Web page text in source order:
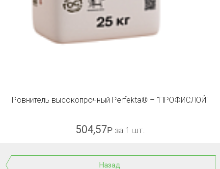
Ровнитель высокопрочный Perfekta® – "ПРОФИСЛОЙ"
504,57Р за 1 шт.
Назад